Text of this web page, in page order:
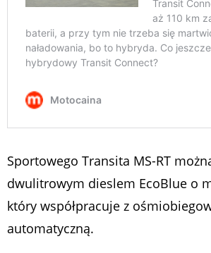
Sportowego Transita MS-RT
dwulitrowym dieslem EcoBlue o
który współpracuje z
automatyczną.